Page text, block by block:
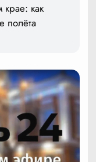
крае: как
полёта